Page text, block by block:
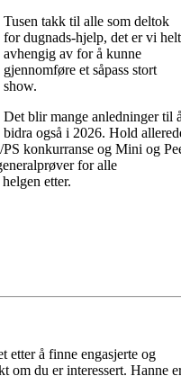
Tusen takk til alle som deltok
for dugnads-hjelp, det er vi helt
avhengig av for å kunne
gjennomføre et såpass stort
show.
Det blir mange anledninger til
bidra også i 2026. Hold
konkurranse og Mini og
for alle
etter.
etter å finne engasjerte og
om du er interessert. Hanne